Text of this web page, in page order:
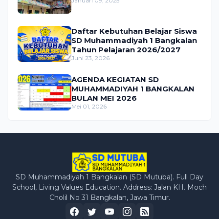
Daftar Kebutuhan Belajar Siswa
SD Muhammadiyah 1 Bangkalan
Tahun Pelajaran 2026/2027
Juni 23, 2026
AGENDA KEGIATAN SD
MUHAMMADIYAH 1 BANGKALAN
BULAN MEI 2026
Mei 01, 2026
SD Muhammadiyah 1 Bangkalan (SD Mutuba). Full Day
School, Living Values Education. Address: Jalan KH. Moch
Cholil No 31 Bangkalan, Jawa Timur.